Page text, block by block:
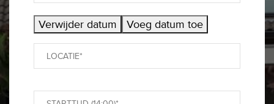
Verwijder datum Voeg datum toe